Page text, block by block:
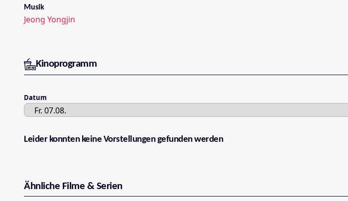
Musik
Jeong Yongjin
Kinoprogramm
Datum
Leider konnten keine Vorstellungen gefunden werden
Ähnliche Filme & Serien